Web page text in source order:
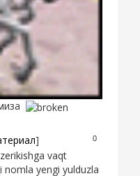
0
]
vaqt
nomla yengi yulduzla